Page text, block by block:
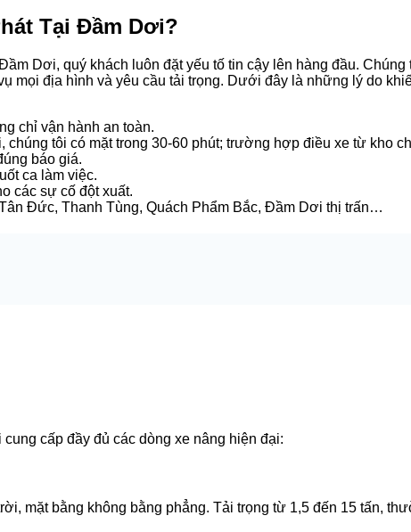
Tại Đầm Dơi?
Dơi, quý khách luôn đặt yếu tố tin cậy lên hàng đầu.
mọi địa hình và yêu cầu tải trọng. Dưới đây là những lý do
chỉ vận hành an toàn.
tôi có mặt trong 30-60 phút; trường hợp điều xe từ kho
báo giá.
ca làm việc.
các sự cố đột xuất.
Đức, Thanh Tùng, Quách Phẩm Bắc, Đầm Dơi thị trấn…
cấp đầy đủ các dòng xe nâng hiện đại:
mặt bằng không bằng phẳng. Tải trọng từ 1,5 đến 15 tấn,